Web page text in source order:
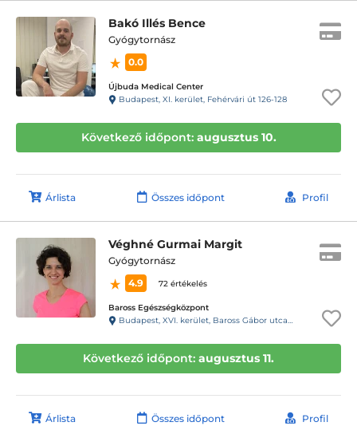
Bakó Illés Bence
Gyógytornász
0.0
Újbuda Medical Center
Budapest, XI. kerület, Fehérvári út 126-128
Következő időpont: augusztus 10.
Árlista Összes időpont Profil
Véghné Gurmai Margit
Gyógytornász
4.9
72 értékelés
Baross Egészségközpont
Budapest, XVI. kerület, Baross Gábor utca 40.
Következő időpont: augusztus 11.
Árlista Összes időpont Profil